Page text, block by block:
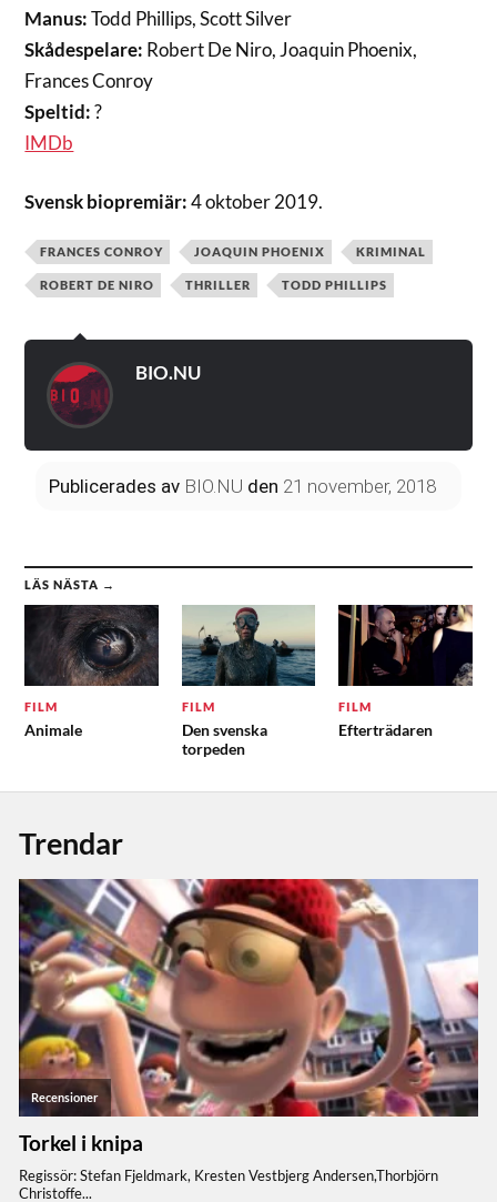
Manus:Todd Phillips, Scott Silver
Skådespelare: Robert De Niro, Joaquin Phoenix,
Frances Conroy
Speltid:?
IMDb
Svensk biopremiär:4 oktober 2019.
FRANCES CONROY JOAQUIN PHOENIX KRIMINAL
ROBERT DE NIRO THRILLER TODD PHILLIPS
BIO.NU
Publicerades av BIO.NU den 21 november, 2018
LÄS NÄSTA →
FILM
Animale
FILM
Den svenska
torpeden
FILM
Efterträdaren
Trendar